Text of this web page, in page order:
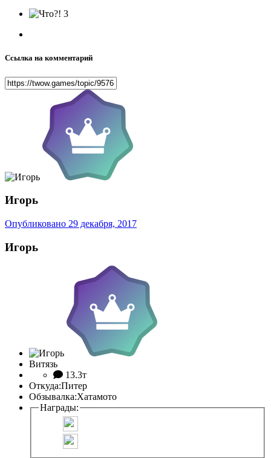
3
Ссылка на комментарий
Игорь
Опубликовано 29 декабря, 2017
Игорь
Витязь
13.3т
Откуда:Питер
Обзывалка:Хатамото
Награды: